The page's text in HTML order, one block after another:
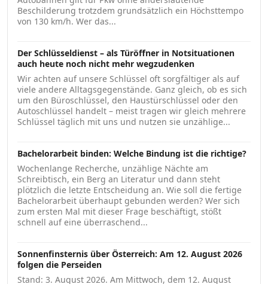
Beschilderung trotzdem grundsätzlich ein Höchsttempo
von 130 km/h. Wer das...
Der Schlüsseldienst – als Türöffner in Notsituationen
auch heute noch nicht mehr wegzudenken
Wir achten auf unsere Schlüssel oft sorgfältiger als auf
viele andere Alltagsgegenstände. Ganz gleich, ob es sich
um den Büroschlüssel, den Haustürschlüssel oder den
Autoschlüssel handelt – meist tragen wir gleich mehrere
Schlüssel täglich mit uns und nutzen sie unzählige...
Bachelorarbeit binden: Welche Bindung ist die richtige?
Wochenlange Recherche, unzählige Nächte am
Schreibtisch, ein Berg an Literatur und dann steht
plötzlich die letzte Entscheidung an. Wie soll die fertige
Bachelorarbeit überhaupt gebunden werden? Wer sich
zum ersten Mal mit dieser Frage beschäftigt, stößt
schnell auf eine überraschend...
Sonnenfinsternis über Österreich: Am 12. August 2026
folgen die Perseiden
Stand: 3. August 2026. Am Mittwoch, dem 12. August